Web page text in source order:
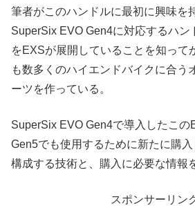
筆者がこのハンドルに最初に興味を
SuperSix EVO Gen4に対応するハン
をEXSが展開していることを知って
も数多くのハイエンドバイクに合う
ーツを作っている。
SuperSix EVO Gen4で導入したこの
Gen5でも使用するために新たに購
構成する技術と、購入に必要な情報
スポンサーリン